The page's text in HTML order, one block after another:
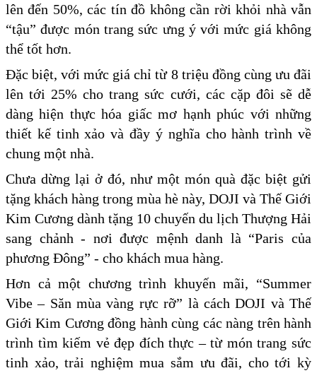
lên đến 50%, các tín đồ không cần rời khỏi nhà vẫn
“tậu” được món trang sức ưng ý với mức giá không
thể tốt hơn.
Đặc biệt, với mức giá chỉ từ 8 triệu đồng cùng ưu đãi
lên tới 25% cho trang sức cưới, các cặp đôi sẽ dễ
dàng hiện thực hóa giấc mơ hạnh phúc với những
thiết kế tinh xảo và đầy ý nghĩa cho hành trình về
chung một nhà.
Chưa dừng lại ở đó, như một món quà đặc biệt gửi
tặng khách hàng trong mùa hè này, DOJI và Thế Giới
Kim Cương dành tặng 10 chuyến du lịch Thượng Hải
sang chảnh - nơi được mệnh danh là “Paris của
phương Đông” - cho khách mua hàng.
Hơn cả một chương trình khuyến mãi, “Summer
Vibe – Săn mùa vàng rực rỡ” là cách DOJI và Thế
Giới Kim Cương đồng hành cùng các nàng trên hành
trình tìm kiếm vẻ đẹp đích thực – từ món trang sức
tinh xảo, trải nghiệm mua sắm ưu đãi, cho tới kỳ